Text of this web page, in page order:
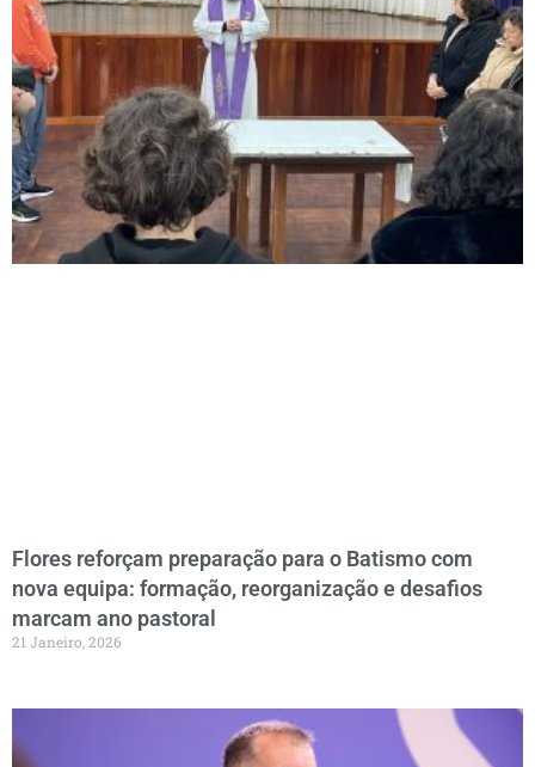
Flores reforçam preparação para o Batismo com
nova equipa: formação, reorganização e desafios
marcam ano pastoral
21 Janeiro, 2026